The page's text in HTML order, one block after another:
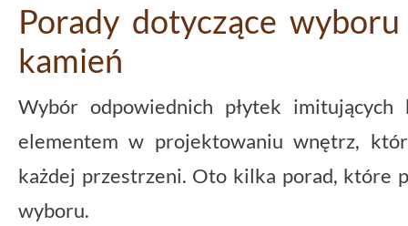
Porady dotyczące
kamień
Wybór odpowiednich płytek
elementem w projektowaniu wnętrz,
każdej przestrzeni. Oto kilka porad, które
wyboru.